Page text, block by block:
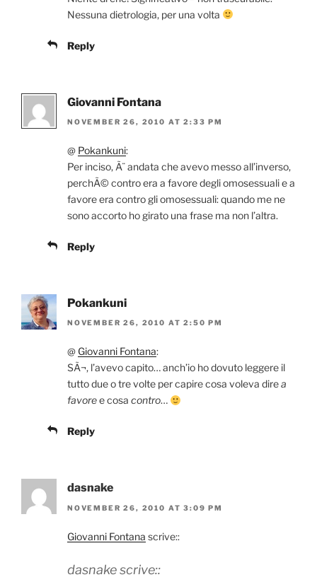
Nessuna dietrologia, per una volta
Reply
Giovanni Fontana
NOVEMBER 26, 2010 AT 2:33 PM
@ Pokankuni:
Per inciso, Ã¨ andata che avevo messo all’inverso,
perchÃ© contro era a favore degli omosessuali e a
favore era contro gli omosessuali: quando me ne
sono accorto ho girato una frase ma non l’altra.
Reply
Pokankuni
NOVEMBER 26, 2010 AT 2:50 PM
@ Giovanni Fontana:
SÃ¬, l’avevo capito… anch’io ho dovuto leggere il
tutto due o tre volte per capire cosa voleva direa
favoree cosa contro…
Reply
dasnake
NOVEMBER 26, 2010 AT 3:09 PM
Giovanni Fontana scrive::
dasnake scrive::